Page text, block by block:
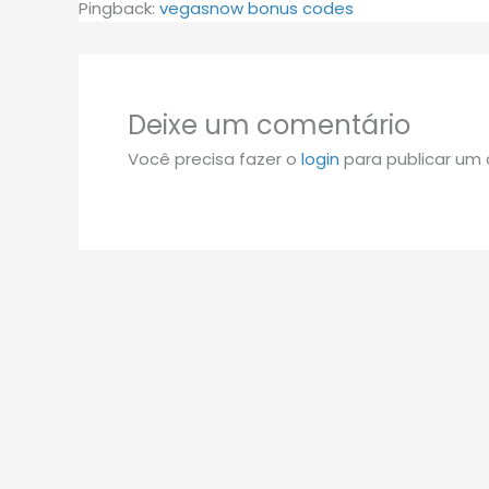
Pingback: vegasnow bonus codes
Deixe um comentário
Você precisa fazer o login para publicar um